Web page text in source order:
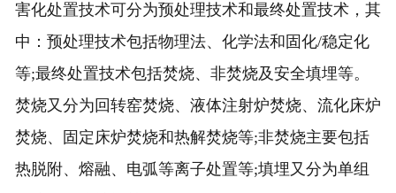
害化处置技术可分为预处理技术和最终处置技术，其
中：预处理技术包括物理法、化学法和固化/稳定化
等;最终处置技术包括焚烧、非焚烧及安全填埋等。
焚烧又分为回转窑焚烧、液体注射炉焚烧、流化床炉
焚烧、固定床炉焚烧和热解焚烧等;非焚烧主要包括
热脱附、熔融、电弧等离子处置等;填埋又分为单组